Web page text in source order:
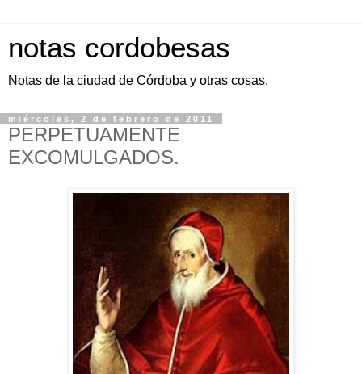
notas cordobesas
Notas de la ciudad de Córdoba y otras cosas.
miércoles, 2 de febrero de 2011
PERPETUAMENTE
EXCOMULGADOS.